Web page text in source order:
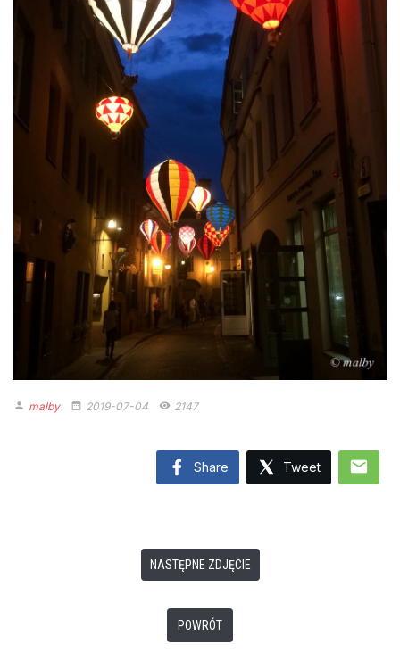
person malby date_range 2019-07-04 remove_red_eye 2147
Share Tweet mail
NASTĘPNE ZDJĘCIE
POWRÓT